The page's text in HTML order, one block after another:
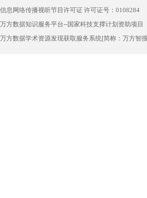
信息网络传播视听节目许可证 许可证号：0108284
万方数据知识服务平台--国家科技支撑计划资助项目
万方数据学术资源发现获取服务系统[简称：万方智